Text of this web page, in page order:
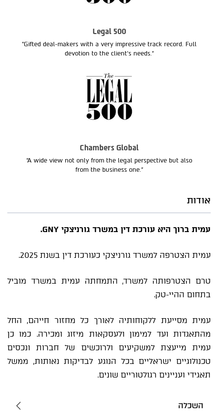
Legal 500
"Gifted deal-makers with a very impressive track record. Full
devotion to the client’s needs.“
Chambers Global
“A wide view not only from the legal perspective but also
from the business one.”
אודות
עמית ברוך היא עורכת דין במשרד גורניצקי GNY.
עמית הצטרפה למשרד גורניצקי כעורכת דין בשנת 2025.
טרם הצטרפותה למשרד, התמחתה עמית במשרד מוביל
בתחום ההיי-טק.
עמית מסייעת ללקוחותיה לאורך כל מחזור חייהם, החל
מהתאגדות ועד למימון ולעסקאות מיזוג ומכירה. כמו כן
עמית מייעצת למשקיעים ולרוכשים של חברות ונכסים
טכנולוגיים ישראליים בכל הנוגע לבדיקות נאותות, ממשל
תאגידי ועניינים רגולטוריים שונים.
השכלה